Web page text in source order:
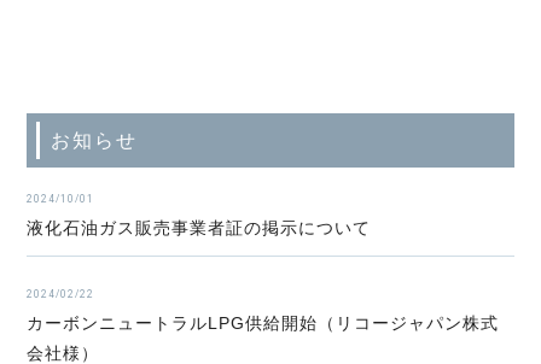
お知らせ
2024/10/01
液化石油ガス販売事業者証の掲示について
2024/02/22
カーボンニュートラルLPG供給開始（リコージャパン株式
会社様）